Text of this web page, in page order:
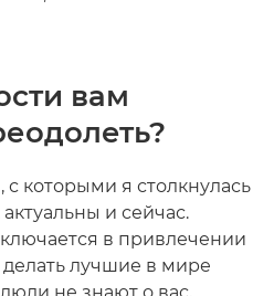
вам
которыми я столкнулась
и сейчас.
в привлечении
лучшие в мире
не знают о вас,